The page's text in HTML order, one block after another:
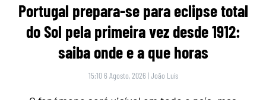
Portugal prepara-se para eclipse total
do Sol pela primeira vez desde 1912:
saiba onde e a que horas
15:10 6 Agosto, 2026 |João Luís